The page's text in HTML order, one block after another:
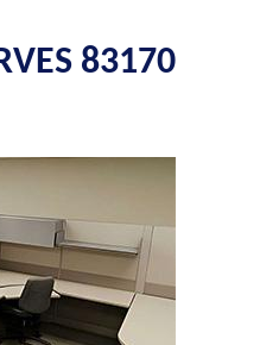
83170